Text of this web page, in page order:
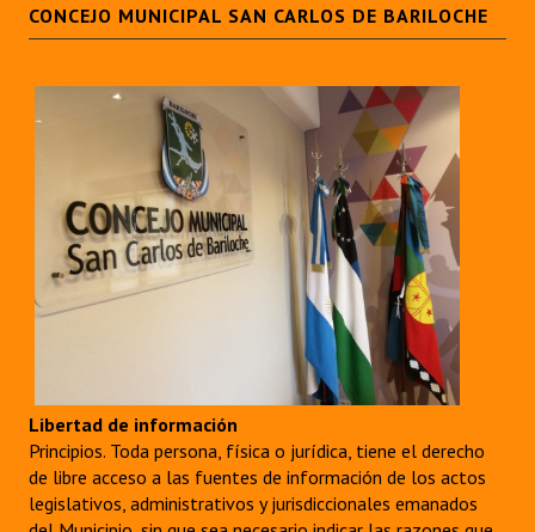
CONCEJO MUNICIPAL SAN CARLOS DE BARILOCHE
Libertad de información
Principios. Toda persona, física o jurídica, tiene el derecho
de libre acceso a las fuentes de información de los actos
legislativos, administrativos y jurisdiccionales emanados